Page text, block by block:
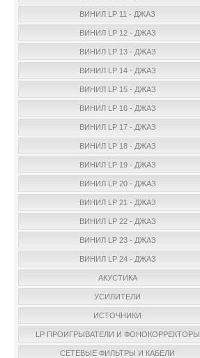
ВИНИЛ LP 11 - ДЖАЗ
ВИНИЛ LP 12 - ДЖАЗ
ВИНИЛ LP 13 - ДЖАЗ
ВИНИЛ LP 14 - ДЖАЗ
ВИНИЛ LP 15 - ДЖАЗ
ВИНИЛ LP 16 - ДЖАЗ
ВИНИЛ LP 17 - ДЖАЗ
ВИНИЛ LP 18 - ДЖАЗ
ВИНИЛ LP 19 - ДЖАЗ
ВИНИЛ LP 20 - ДЖАЗ
ВИНИЛ LP 21 - ДЖАЗ
ВИНИЛ LP 22 - ДЖАЗ
ВИНИЛ LP 23 - ДЖАЗ
ВИНИЛ LP 24 - ДЖАЗ
АКУСТИКА
УСИЛИТЕЛИ
ИСТОЧНИКИ
LP ПРОИГРЫВАТЕЛИ И ФОНОКОРРЕКТОРЫ
СЕТЕВЫЕ ФИЛЬТРЫ И КАБЕЛИ